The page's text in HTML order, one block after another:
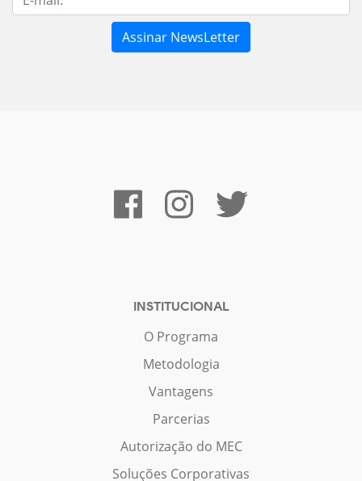
INSTITUCIONAL
O Programa
Metodologia
Vantagens
Parcerias
Autorização do MEC
Soluções Corporativas